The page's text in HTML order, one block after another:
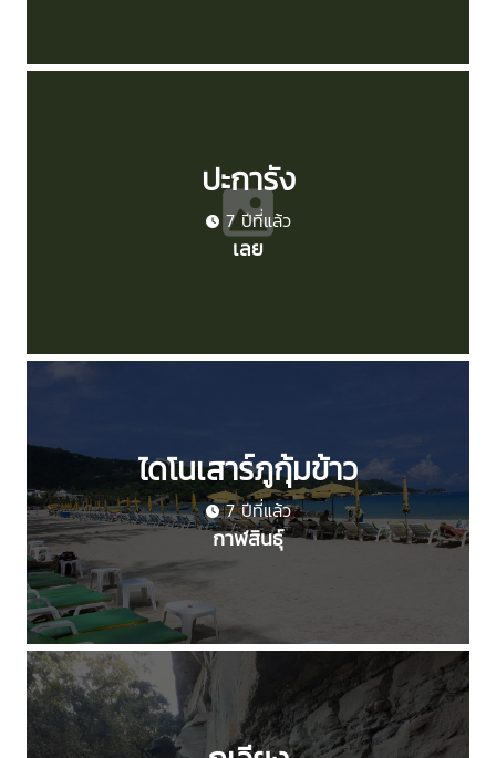
ปะการัง
7 ปีที่แล้ว
เลย
ไดโนเสาร์ภูกุ้มข้าว
7 ปีที่แล้ว
กาฬสินธุ์